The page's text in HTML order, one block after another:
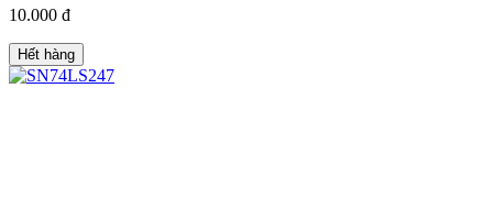
10.000 đ
Hết hàng